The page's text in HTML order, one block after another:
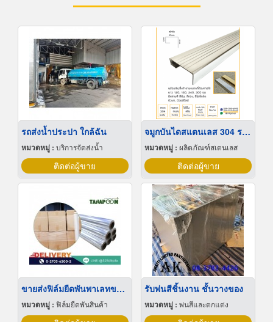
รถส่งน้ำประปา ใกล้ฉัน
หมวดหมู่ : บริการจัดส่งน้ำ
ติดต่อผู้ขาย
จมูกบันไดสแตนเลส 304 ราคาโรงงาน
หมวดหมู่ : ผลิตภัณฑ์สเตนเลส
ติดต่อผู้ขาย
ขายส่งฟิล์มยืดพันพาเลทขนาดพันด้วยมือ Hand wrap
หมวดหมู่ : ฟิล์มยืดพันสินค้า
รับพ่นสีชิ้นงาน ชั้นวางของ
หมวดหมู่ : พ่นสีและตกแต่ง